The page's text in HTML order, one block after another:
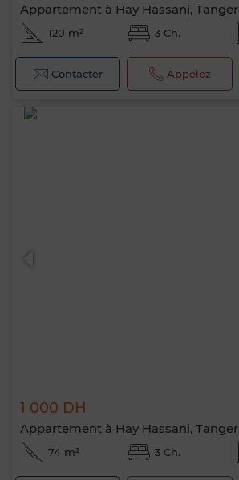
Appartement à Hay Hassani, Tanger
120 m² 3 Ch.
Contacter Appelez
1 000 DH
Appartement à Hay Hassani, Tanger
74 m² 3 Ch.